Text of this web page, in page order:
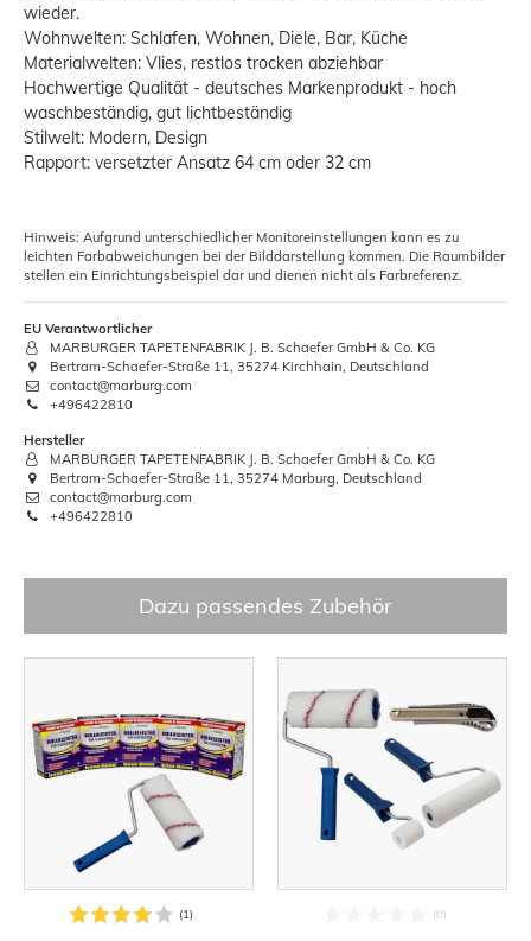
wieder.
Wohnwelten: Schlafen, Wohnen, Diele, Bar, Küche
Materialwelten: Vlies, restlos trocken abziehbar
Hochwertige Qualität - deutsches Markenprodukt - hoch
waschbeständig, gut lichtbeständig
Stilwelt: Modern, Design
Rapport: versetzter Ansatz 64 cm oder 32 cm
Hinweis: Aufgrund unterschiedlicher Monitoreinstellungen kann es zu
leichten Farbabweichungen bei der Bilddarstellung kommen. Die Raumbilder
stellen ein Einrichtungsbeispiel dar und dienen nicht als Farbreferenz.
EU Verantwortlicher
MARBURGER TAPETENFABRIK J. B. Schaefer GmbH & Co. KG
Bertram-Schaefer-Straße 11, 35274 Kirchhain, Deutschland
contact@marburg.com
+496422810
Hersteller
MARBURGER TAPETENFABRIK J. B. Schaefer GmbH & Co. KG
Bertram-Schaefer-Straße 11, 35274 Marburg, Deutschland
contact@marburg.com
+496422810
Dazu passendes Zubehör